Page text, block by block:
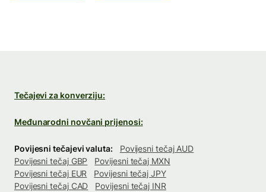
Tečajevi za konverziju:
Međunarodni novčani prijenosi:
Povijesni tečajevi valuta:
Povijesni tečaj AUD
Povijesni tečaj GBP
Povijesni tečaj MXN
Povijesni tečaj EUR
Povijesni tečaj JPY
Povijesni tečaj CAD
Povijesni tečaj INR